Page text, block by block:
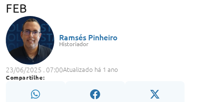
FEB
Ramsés Pinheiro
Historiador
23/06/2025 . 07:00Atualizado há 1 ano
Compartilhe: